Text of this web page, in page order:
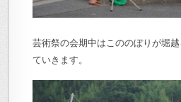
芸術祭の会期中はこののぼりが堀
ていきます。